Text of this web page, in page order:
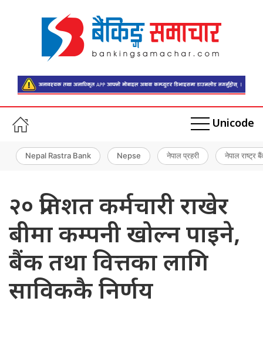
Unicode
Nepal Rastra Bank Nepse नेपाल प्रहरी नेपाल राष्ट्र
२० प्रतिशत कर्मचारी राखेर
बीमा कम्पनी खोल्न पाइने,
बैंक तथा वित्तका लागि
साविककै निर्णय